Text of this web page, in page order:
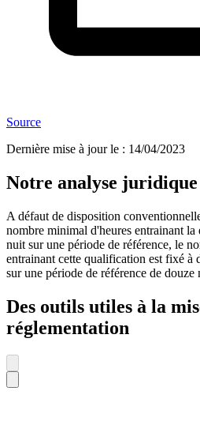
Source
Dernière mise à jour le : 14/04/2023
Notre analyse juridique
A défaut de disposition
nombre minimal d'heures entrainant
nuit sur une période de référence, le
entrainant cette qualification est fixé à
sur une période de référence de douze
Des outils utiles à la
réglementation